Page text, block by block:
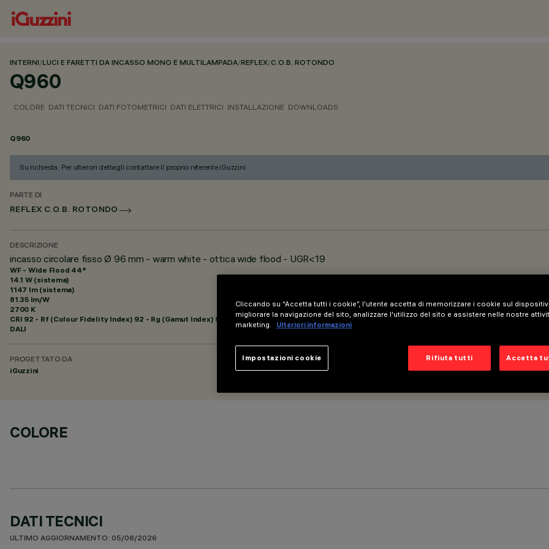
INTERNI/LUCI E FARETTI DA INCASSO MONO E MULTILAMPADA/REFLEX/C.O.B. ROTONDO
Q960
COLORE DATI TECNICI DATI FOTOMETRICI DATI ELETTRICI INSTALLAZIONE DOWNLOADS
Q960
Su richiesta. Per ulteriori dettagli contattare il proprio referente iGuzzini.
PARTE DI
REFLEX C.O.B. ROTONDO
DESCRIZIONE
incasso circolare fisso Ø 96 mm - warm white - ottica wide flood - UGR<19
WF - Wide Flood 44°
14.1 W (sistema)
1147 lm (sistema)
81.35 lm/W
2700 K
CRI 92 - Rf (Colour Fidelity Index) 92 - Rg (Gamut Index) 99
DALI
PROGETTATO DA
iGuzzini
COLORE
DATI TECNICI
ULTIMO AGGIORNAMENTO: 05/08/2026
Cliccando su “Accetta tutti i cookie”, l'utente accetta di memorizzare i cookie sul
migliorare la navigazione del sito, analizzare l'utilizzo del sito e assistere nelle nostre
marketing.
Ulteriori informazioni
Rifiuta tutti Accetta
Impostazioni cookie